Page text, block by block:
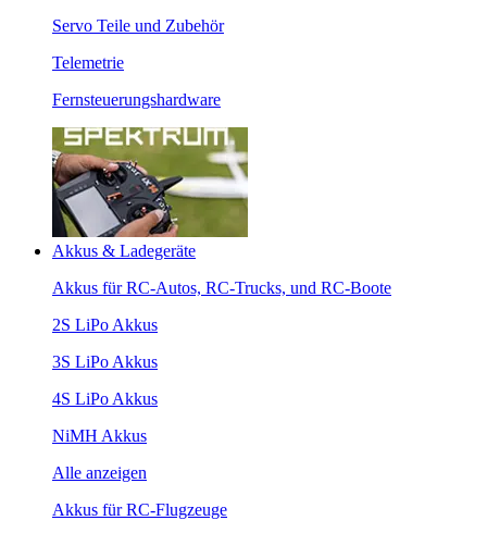
Servo Teile und Zubehör
Telemetrie
Fernsteuerungshardware
Akkus & Ladegeräte
Akkus für RC-Autos, RC-Trucks, und RC-Boote
2S LiPo Akkus
3S LiPo Akkus
4S LiPo Akkus
NiMH Akkus
Alle anzeigen
Akkus für RC-Flugzeuge